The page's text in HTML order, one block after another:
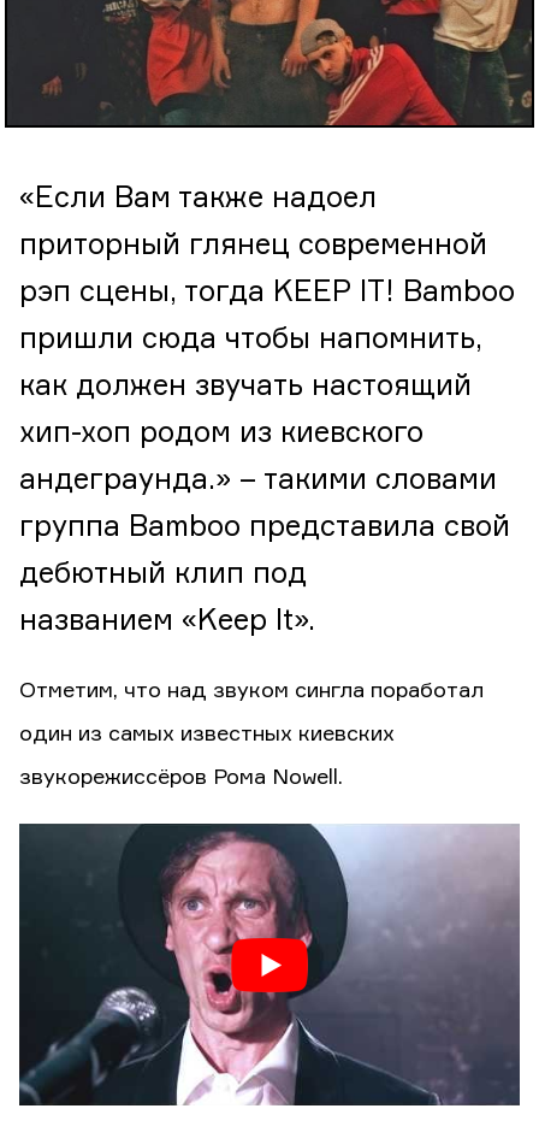
«Если Вам также надоел
приторный глянец современной
рэп сцены, тогда KEEP IT! Bamboo
пришли сюда чтобы напомнить,
как должен звучать настоящий
хип-хоп родом из киевского
андеграунда.» – такими словами
группа Bamboo представила свой
дебютный клип под
названием «Keep It».
Отметим, что над звуком сингла поработал
один из самых известных киевских
звукорежиссёров Рома Nowell.